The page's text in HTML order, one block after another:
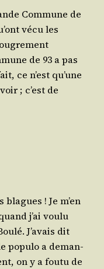
Com­mune de
vécu les
de 93 a pas
ce n’est qu’une
; c’est de
blagues ! Je m’en
j’ai vou­lu
J’avais dit
popu­lo a deman­
on y a fou­tu de